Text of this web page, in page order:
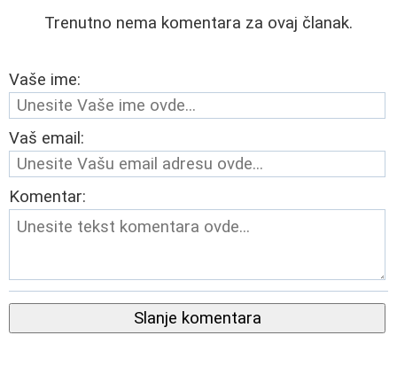
Trenutno nema komentara za ovaj članak.
Vaše ime:
Vaš email:
Komentar:
Slanje komentara